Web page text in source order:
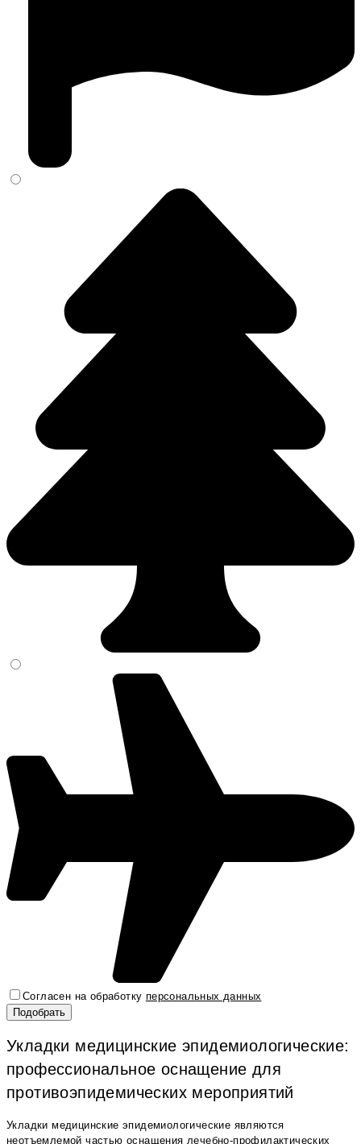
Согласен на обработку персональных данных
Укладки медицинские эпидемиологические:
профессиональное оснащение для
противоэпидемических мероприятий
Укладки медицинские эпидемиологические являются
неотъемлемой частью оснащения лечебно-профилактических